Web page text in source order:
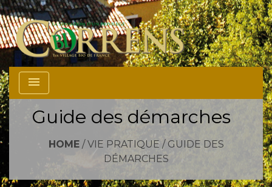
menu
Guide des démarches
HOME/ VIE PRATIQUE / GUIDE DES
DÉMARCHES